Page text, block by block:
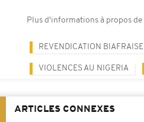
Plus d'informations à propos de
REVENDICATION BIAFRAISE
VIOLENCES AU NIGERIA
ARTICLES CONNEXES